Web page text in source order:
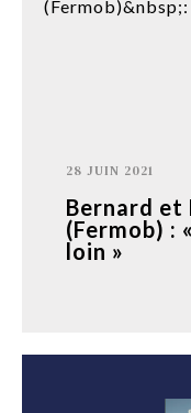
28 JUIN 2021
Bernard et
(Fermob) :
loin »